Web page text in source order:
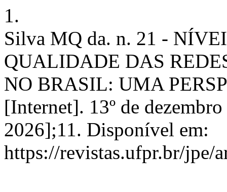
1.
Silva MQ da. n. 21 -
QUALIDADE DAS
NO BRASIL: UMA
[Internet]. 13º de
2026];11. Disponível em:
https://revistas.ufpr.br/jpe/